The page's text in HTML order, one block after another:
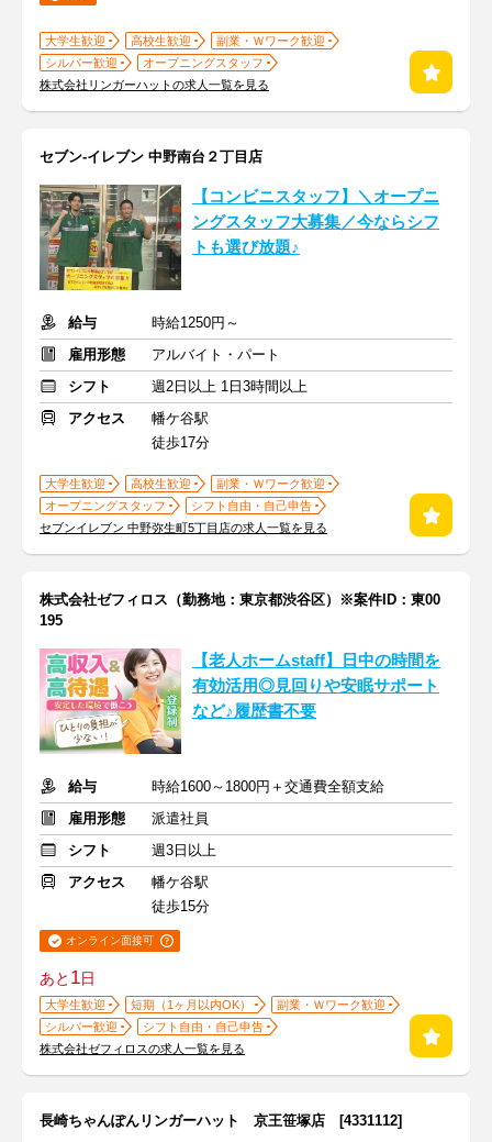
大学生歓迎 高校生歓迎
副業・Ｗワーク歓迎
シルバー歓迎
オープニングスタッフ
株式会社リンガーハットの求人一覧を見る
セブン-イレブン 中野南台２丁目店
【コンビニスタッフ】＼オープニ
ングスタッフ大募集／今ならシフ
トも選び放題♪
給与
時給1250円～
雇用形態
アルバイト・パート
シフト
週2日以上 1日3時間以上
アクセス
幡ケ谷駅
徒歩17分
大学生歓迎 高校生歓迎
副業・Ｗワーク歓迎
オープニングスタッフ
シフト自由・自己申告
セブンイレブン 中野弥生町5丁目店の求人一覧を見る
株式会社ゼフィロス（勤務地：東京都渋谷区）※案件ID：東00
195
【老人ホームstaff】日中の時間を
有効活用◎見回りや安眠サポート
など♪履歴書不要
給与
時給1600～1800円＋交通費全額支給
雇用形態
派遣社員
シフト
週3日以上
アクセス
幡ケ谷駅
徒歩15分
オンライン面接可
あと 1日
大学生歓迎 短期（1ヶ月以内OK）
副業・Ｗワーク歓迎
シルバー歓迎
シフト自由・自己申告
株式会社ゼフィロスの求人一覧を見る
長崎ちゃんぽんリンガーハット 京王笹塚店 [4331112]